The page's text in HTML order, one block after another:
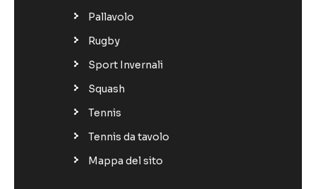
Pallavolo
Rugby
Sport Invernali
Squash
Tennis
Tennis da tavolo
Mappa del sito